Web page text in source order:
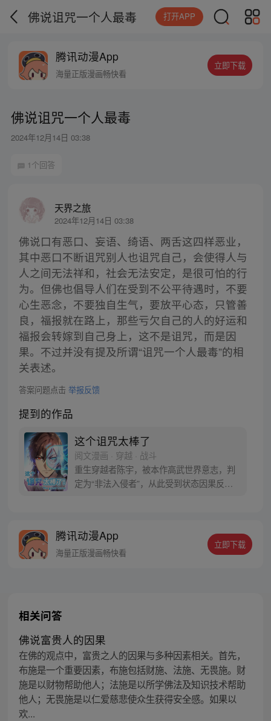
佛说诅咒一个人最毒 打开APP
腾讯动漫App
海量正版漫画畅快看
立即下载
佛说诅咒一个人最毒
2024年12月14日 03:38
1个回答
天界之旅
2024年12月14日 03:38
佛说口有恶口、妄语、绮语、两舌这四样恶业，
其中恶口不断诅咒别人也诅咒自己，会使得人与
人之间无法祥和，社会无法安定，是很可怕的行
为。但佛也倡导人们在受到不公平待遇时，不要
心生恶念，不要独自生气，要放平心态，只管善
良，福报就在路上，那些亏欠自己的人的好运和
福报会转嫁到自己身上，这不是诅咒，而是因
果。不过并没有提及所谓“诅咒一个人最毒”的相
关表述。
答案问题点击 举报反馈
提到的作品
这个诅咒太棒了
阅文漫画 · 穿越 · 战斗
重生穿越者陈宇，被本作高武世界意志，判
定为“非法入侵者”，从此受到状态因果反转
气血…… 【受到物理伤害：劲气+20、气血
+38、筋脉韧性+2…】 状态全反过来，还越
腾讯动漫App
海量正版漫画畅快看
立即下载
相关问答
佛说富贵人的因果
在佛的观点中，富贵之人的因果与多种因素相关。首先，
布施是一个重要因素，布施包括财施、法施、无畏施。财
施是以财物帮助他人；法施是以所学佛法及知识技术帮助
他人；无畏施是以仁爱慈悲使众生获得安全感。如果以
欢...